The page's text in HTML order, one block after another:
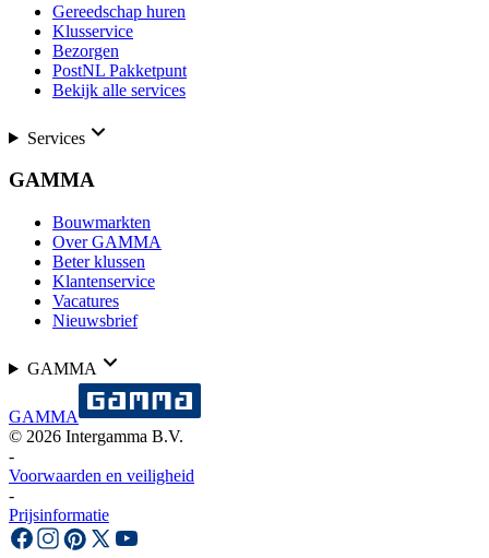
Gereedschap huren
Klusservice
Bezorgen
PostNL Pakketpunt
Bekijk alle services
Services
GAMMA
Bouwmarkten
Over GAMMA
Beter klussen
Klantenservice
Vacatures
Nieuwsbrief
GAMMA
GAMMA
© 2026 Intergamma B.V.
-
Voorwaarden en veiligheid
-
Prijsinformatie